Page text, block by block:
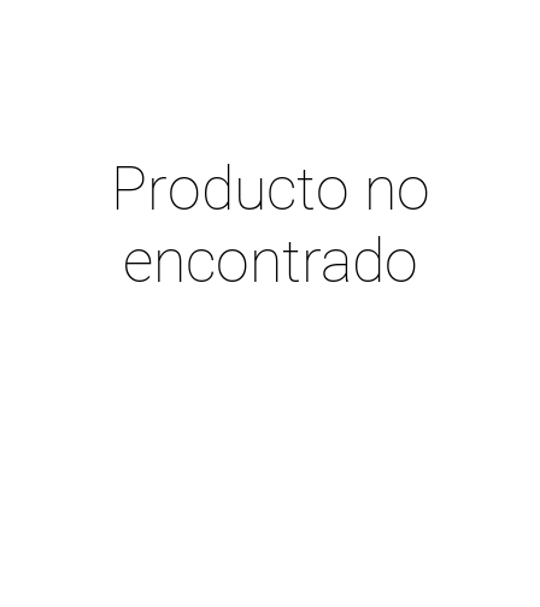
Producto no
encontrado